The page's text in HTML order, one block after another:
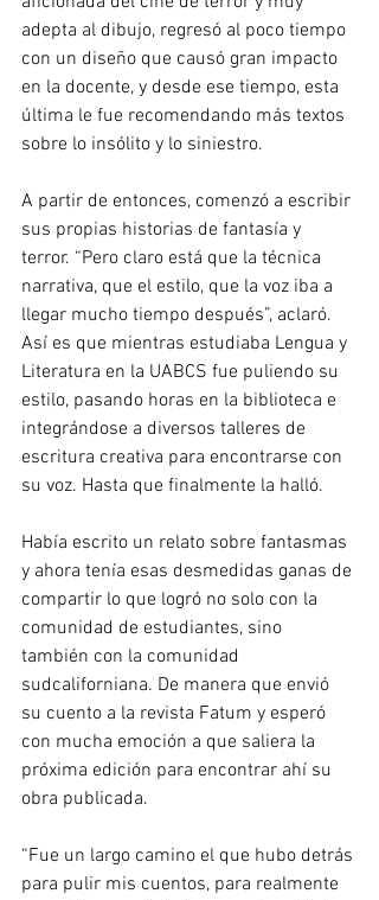
adepta al dibujo, regresó al poco tiempo
con un diseño que causó gran impacto
en la docente, y desde ese tiempo, esta
última le fue recomendando más textos
sobre lo insólito y lo siniestro.
A partir de entonces, comenzó a escribir
sus propias historias de fantasía y
terror. “Pero claro está que la técnica
narrativa, que el estilo, que la voz iba a
llegar mucho tiempo después”, aclaró.
Así es que mientras estudiaba Lengua y
Literatura en la UABCS fue puliendo su
estilo, pasando horas en la biblioteca e
integrándose a diversos talleres de
escritura creativa para encontrarse con
su voz. Hasta que finalmente la halló.
Había escrito un relato sobre fantasmas
y ahora tenía esas desmedidas ganas de
compartir lo que logró no solo con la
comunidad de estudiantes, sino
también con la comunidad
sudcaliforniana. De manera que envió
su cuento a la revista Fatum y esperó
con mucha emoción a que saliera la
próxima edición para encontrar ahí su
obra publicada.
“Fue un largo camino el que hubo detrás
para pulir mis cuentos, para realmente